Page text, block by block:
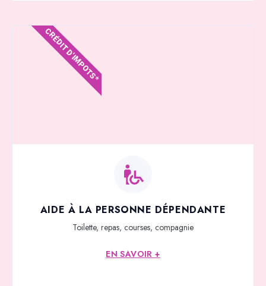
AIDE À LA PERSONNE DÉPENDANTE
Toilette, repas, courses, compagnie
EN SAVOIR +
CRÉDIT D'IMPOTS*